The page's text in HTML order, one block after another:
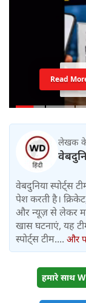
Read
लेखक के
वेबदुनिया स्पोर्ट्स
पेश करती है।
और न्यूज़ से लेकर
खास घटनाएं, यह
स्पोर्ट्स टीम.... और
हमारे साथ